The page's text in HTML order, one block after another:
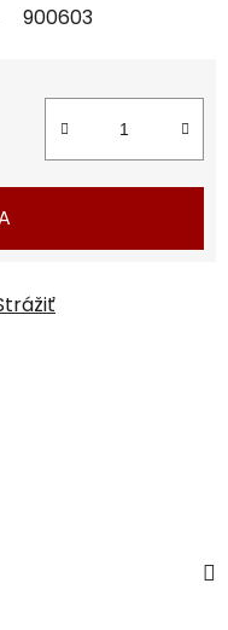
900603